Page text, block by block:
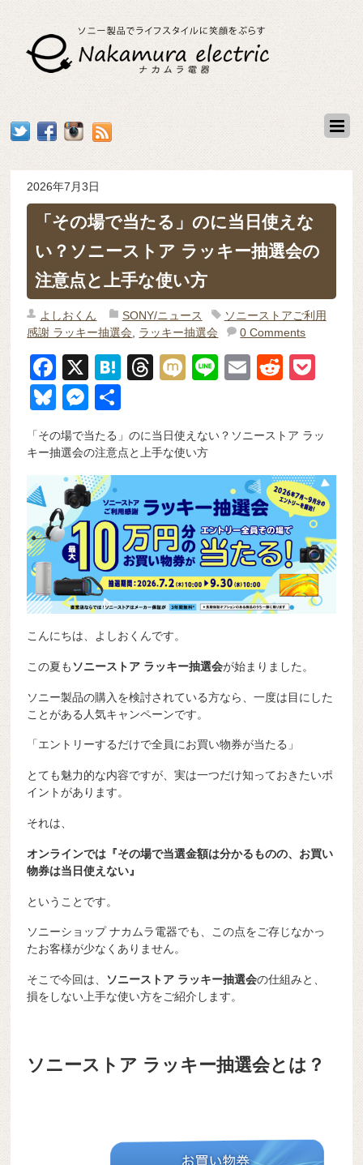
2026年7月3日
「その場で当たる」のに当日使えな
い？ソニーストア ラッキー抽選会の
注意点と上手な使い方
よしおくん SONY/ニュース
ソニーストアご利用
感謝 ラッキー抽選会
ラッキー抽選会 0 Comments
F
a
c
e
b
o
o
k
X
H
n
a
T
a
d
s
M
Li
E
R
di
t
et
Bl
u
e
sk
y
M
e
ss
e
n
g
er
「その場で当たる」のに当日使えない？ソニーストア ラッ
キー抽選会の注意点と上手な使い方
こんにちは、よしおくんです。
この夏も ソニーストア ラッキー抽選会が始まりました。
ソニー製品の購入を検討されている方なら、一度は目にした
ことがある人気キャンペーンです。
「エントリーするだけで全員にお買い物券が当たる」
とても魅力的な内容ですが、実は一つだけ知っておきたいポ
イントがあります。
それは、
オンラインでは『その場で当選金額は分かるものの、お買い
物券は当日使えない』
ということです。
ソニーショップ ナカムラ電器でも、この点をご存じなかっ
たお客様が少なくありません。
そこで今回は、 ソニーストア ラッキー抽選会の仕組みと、
損をしない上手な使い方をご紹介します。
ソニーストア ラッキー抽選会とは？